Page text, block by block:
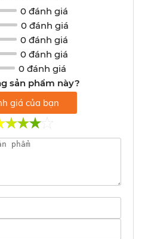
0 đánh giá
0 đánh giá
0 đánh giá
0 đánh giá
0 đánh giá
sản phẩm này?
giá của bạn